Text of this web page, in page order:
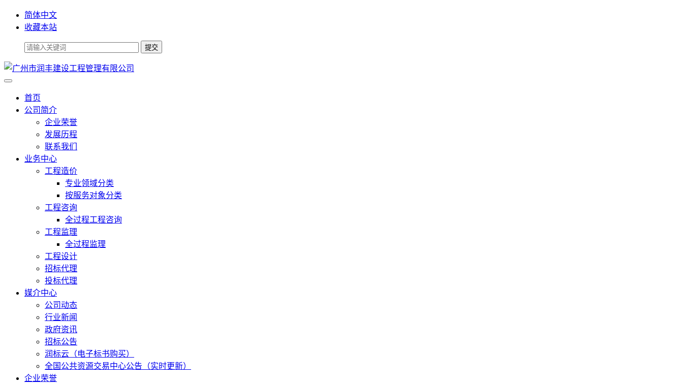
简体中文
收藏本站
首页
公司简介
企业荣誉
发展历程
联系我们
业务中心
工程造价
专业领域分类
按服务对象分类
工程咨询
全过程工程咨询
工程监理
全过程监理
工程设计
招标代理
投标代理
媒介中心
公司动态
行业新闻
政府资讯
招标公告
润标云（电子标书购买）
全国公共资源交易中心公告（实时更新）
企业荣誉